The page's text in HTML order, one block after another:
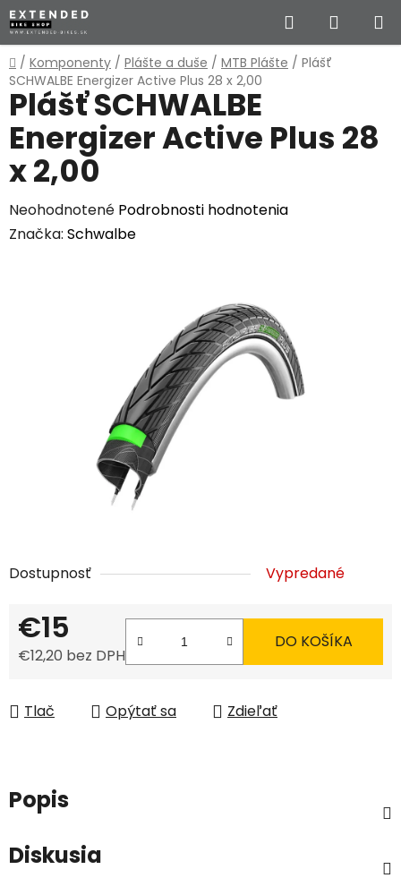
Prejsť
na
obsah
Hľadať
KOŠÍK
Domov
/ Komponenty / Plášte a duše / MTB Plášte / Plášť
SCHWALBE Energizer Active Plus 28 x 2,00
Dostupnosť Vypredané
€15
€12,20 bez DPH
DO KOŠÍKA
Tlač Opýtať sa Zdieľať
Plášť SCHWALBE
Energizer Active Plus 28
x 2,00
Priemerné
hodnotenie
Neohodnotené Podrobnosti hodnotenia
Značka: Schwalbe
Popis
Diskusia